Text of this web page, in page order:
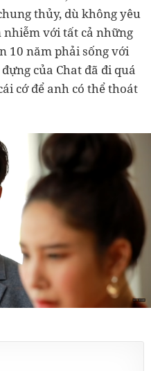
thủy, dù không yêu
nhiễm với tất cả những
10 năm phải sống với
của Chat đã đi quá
cớ để anh có thể thoát